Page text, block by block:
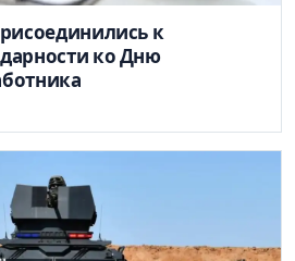
к
ко Дню